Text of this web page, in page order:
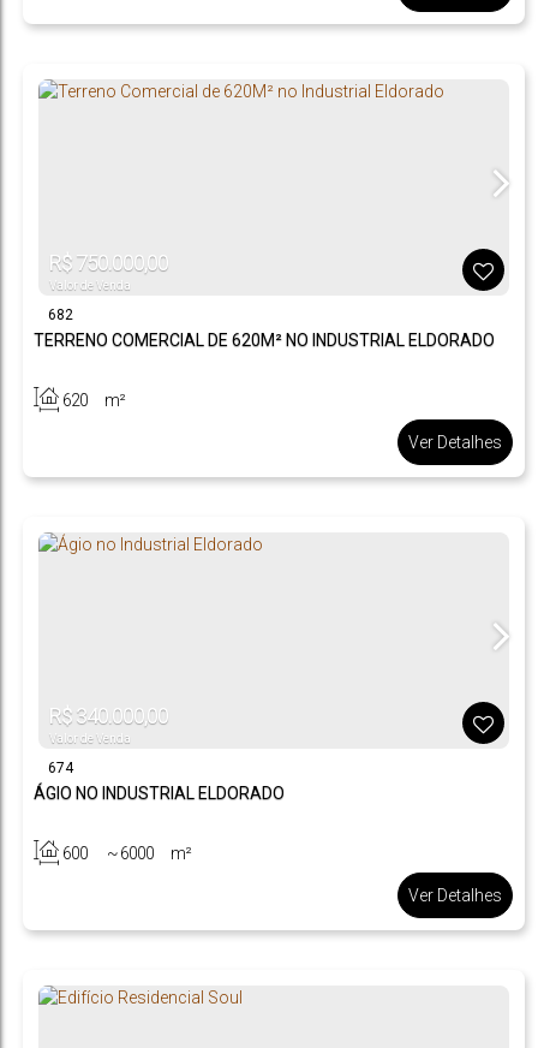
682
R$750.000,00
Valor de Venda
TERRENO COMERCIAL DE 620M² NO INDUSTRIAL ELDORADO
620 m²
Ver Detalhes
674
R$340.000,00
Valor de Venda
ÁGIO NO INDUSTRIAL ELDORADO
600 ~ 6000 m²
Ver Detalhes